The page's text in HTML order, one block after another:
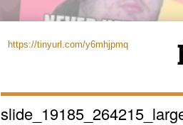
https://tinyurl.com/y6mhjpmq